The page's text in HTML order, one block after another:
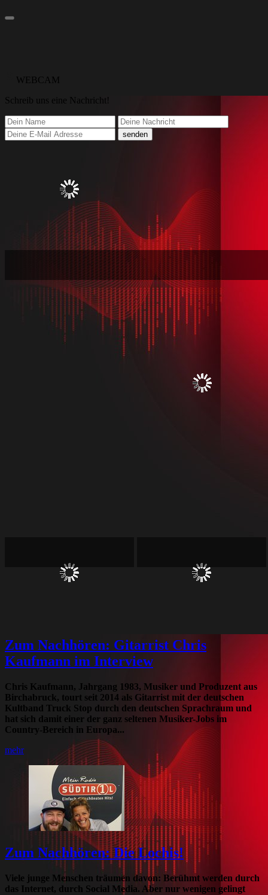
WEBCAM
Schreib uns eine Nachricht!
Zum Nachhören: Gitarrist Chris
Kaufmann im Interview
Chris Kaufmann, Jahrgang 1983, Musiker und Produzent aus
Birchabruck, tourt seit 2014 als Gitarrist mit der deutschen
Kultband Truck Stop durch den deutschen Sprachraum und
hat sich damit einer der ganz seltenen Musiker-Jobs im
Country-Bereich in Europa...
mehr
Zum Nachhören: Die Lochis!
Viele junge Menschen träumen davon: Berühmt werden durch
das Internet, durch Social Media. Aber nur wenigen gelingt